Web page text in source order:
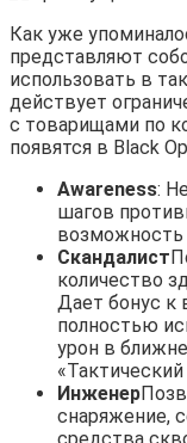
Как уже
представляют
использовать в
действует
с товарищами по
появятся в Black
Awareness:
шагов
возможность
Скандалист
количество
Дает бонус к
полностью
урон в
Инженер
снаряжение,